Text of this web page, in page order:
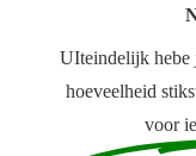
UIteindelijk hebe
hoeveelheid
voor